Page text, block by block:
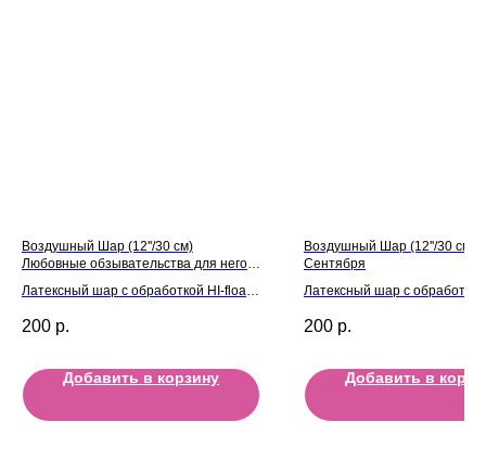
Воздушный Шар (12''/30 см)
Любовные обзывательства для него!
Латексный шар с обработкой HI-float
200 р.
Добавить в корзину
Воздушный Шар (12''/30 см) 1
Сентября
Латексный шар с
200 р.
Добавить в